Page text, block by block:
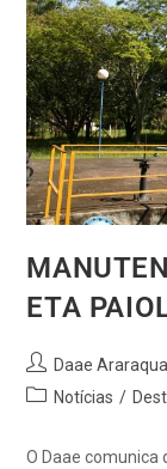
ETA
Daae
Notícias /
O Daae comunica